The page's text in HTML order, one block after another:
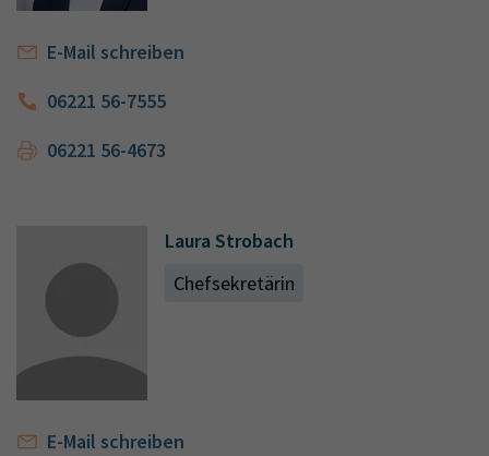
E-Mail schreiben
06221 56-7555
06221 56-4673
Laura Strobach
Chefsekretärin
E-Mail schreiben